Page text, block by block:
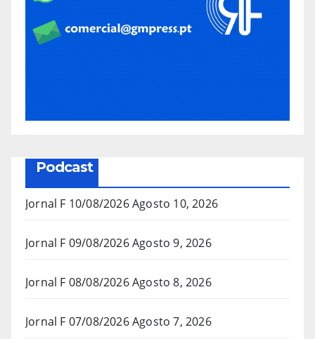
Podcast
Jornal F 10/08/2026Agosto 10, 2026
Jornal F 09/08/2026Agosto 9, 2026
Jornal F 08/08/2026Agosto 8, 2026
Jornal F 07/08/2026Agosto 7, 2026